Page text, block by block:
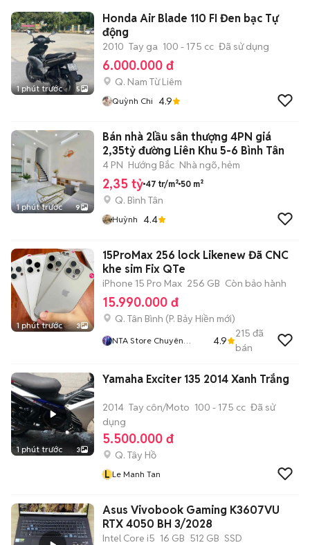
1 phút trước 5
Honda Air Blade 110 FI Đen bạc Tự
động
2010 Tay ga 100 - 175 cc Đã sử dụng
6.000.000 đ
Q. Nam Từ Liêm
Quỳnh Chi 4.9
1 phút trước 9
Bán nhà 2lầu sân thượng 4PN giá
2,35tỷ đường Liên Khu 5-6 Bình Tân
4 PN Hướng Bắc Nhà ngõ, hẻm
2,35 tỷ 47 tr/m² 50 m²
Q. Bình Tân
Huỳnh 4.4
1 phút trước 3
15ProMax 256 lock Likenew Đã CNC
khe sim Fix QTe
iPhone 15 Pro Max 256 GB Còn bảo hành
15.990.000 đ
Q. Tân Bình (P. Bảy Hiền mới)
NTA Store Chuyên
4.9
215 đã
bán
1 phút trước 3
Yamaha Exciter 135 2014 Xanh Trắng
2014 Tay côn/Moto 100 - 175 cc Đã sử
dụng
5.500.000 đ
Q. Tây Hồ
L Le Manh Tan
Asus Vivobook Gaming K3607VU
RTX 4050 BH 3/2028
Intel Core i5 16 GB 512 GB SSD